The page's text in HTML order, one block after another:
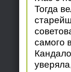
Тогда
самого